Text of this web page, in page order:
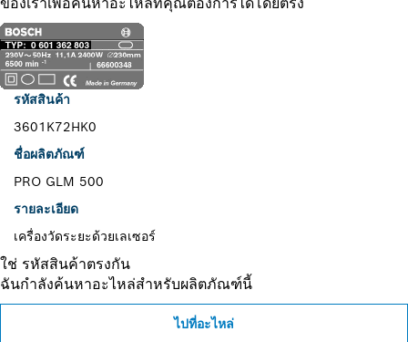
รหัสสินค้า
3601K72HK0
ชื่อผลิตภัณฑ์
PRO GLM 500
รายละเอียด
เครื่องวัดระยะด้วยเลเซอร์
ใช่ รหัสสินค้าตรงกัน
ฉันกำลังค้นหาอะไหล่สำหรับผลิตภัณฑ์นี้
ไปที่อะไหล่